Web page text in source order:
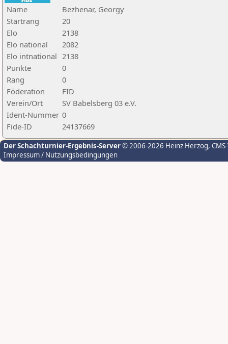
Name
Bezhenar, Georgy
Startrang
20
Elo
2138
Elo national
2082
Elo intnational 2138
Punkte
0
Rang
0
Föderation
FID
Verein/Ort
SV Babelsberg 03 e.V.
Ident-Nummer 0
Fide-ID
24137669
Der Schachturnier-Ergebnis-Server© 2006-2026 Heinz Herzog,
Impressum / Nutzungsbedingungen